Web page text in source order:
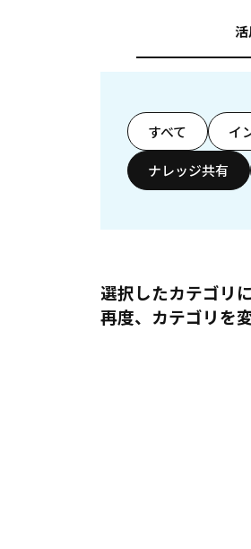
すべて イ
ナレッジ共有
選択したカテゴリ
再度、カテゴリを